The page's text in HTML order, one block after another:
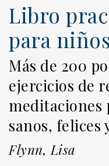
Libro
para niños
Más de 200
ejercicios de
meditaciones
sanos, felices
Flynn, Lisa